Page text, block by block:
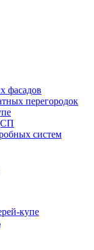
фасадов
перегородок
систем
купе